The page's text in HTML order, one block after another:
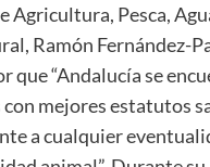
Agricultura, Pesca,
Ramón Fernández-
que “Andalucía se
mejores estatutos
a cualquier